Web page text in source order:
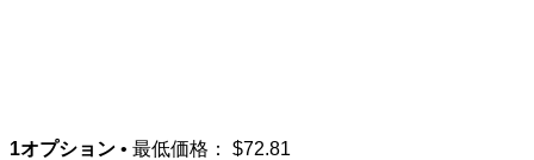
1オプション • 最低価格： $72.81